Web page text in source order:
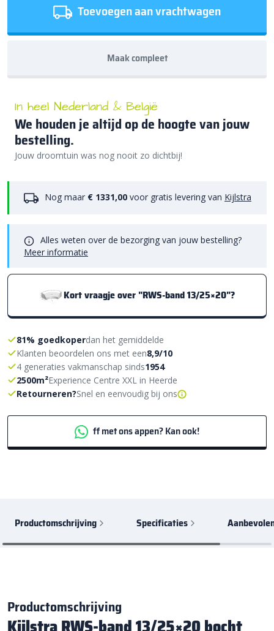
Toevoegen aan vrachtwagen
Maak compleet
In heel Nederland & België
We houden je altijd op de hoogte van jouw
bestelling.
Jouw droomtuin was nog nooit zo dichtbij!
Nog maar € 1331,00 voor gratis levering van Kijlstra
Alles weten over de bezorging van jouw bestelling?
Meer informatie
Kort vraagje over "RWS-band 13/25×20"?
81% goedkoperdan het gemiddelde
Klanten beoordelen ons met een8,9/10
4 generaties vakmanschap sinds1954
2500m²Experience Centre XXL in Heerde
Retourneren?Snel en eenvoudig bij ons
ff met ons appen? Kan ook!
Productomschrijving Specificaties
Productomschrijving